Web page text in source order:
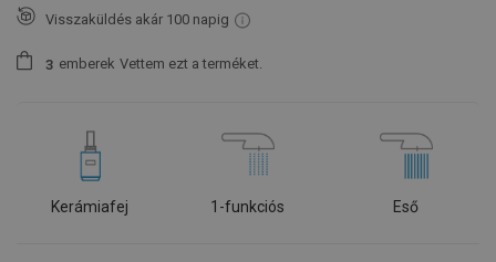
Visszaküldés akár 100 napig
3 emberek Vettem ezt a terméket.
Kerámiafej 1-funkciós Eső